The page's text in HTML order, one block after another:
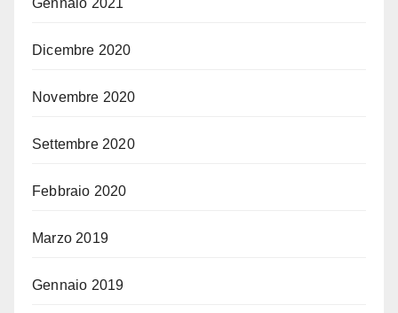
Gennaio 2021
Dicembre 2020
Novembre 2020
Settembre 2020
Febbraio 2020
Marzo 2019
Gennaio 2019